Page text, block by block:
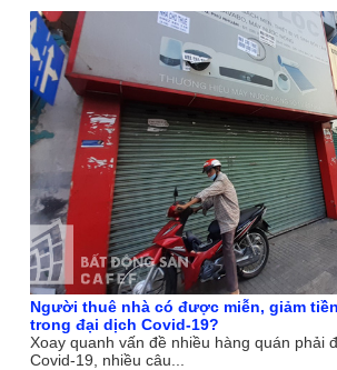
Người thuê nhà có được miễn, giảm
trong đại dịch Covid-19?
Xoay quanh vấn đề nhiều hàng quán phải
Covid-19, nhiều câu...